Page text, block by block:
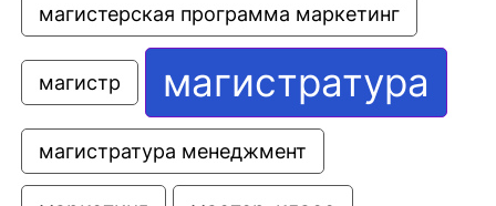
магистерская программа маркетинг
магистр магистратура
магистратура менеджмент